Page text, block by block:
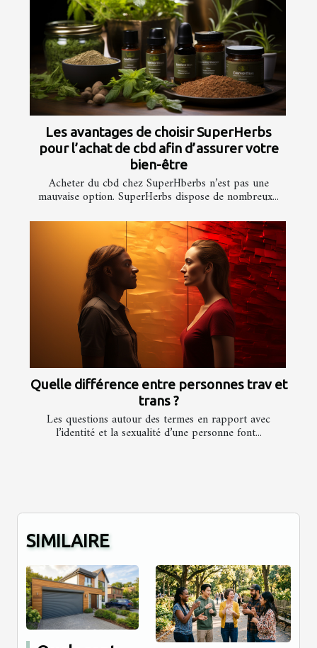
Les avantages de choisir SuperHerbs
pour l’achat de cbd afin d’assurer votre
bien-être
Acheter du cbd chez SuperHberbs n’est pas une
mauvaise option. SuperHerbs dispose de nombreux...
Quelle différence entre personnes trav et
trans ?
Les questions autour des termes en rapport avec
l’identité et la sexualité d’une personne font...
SIMILAIRE